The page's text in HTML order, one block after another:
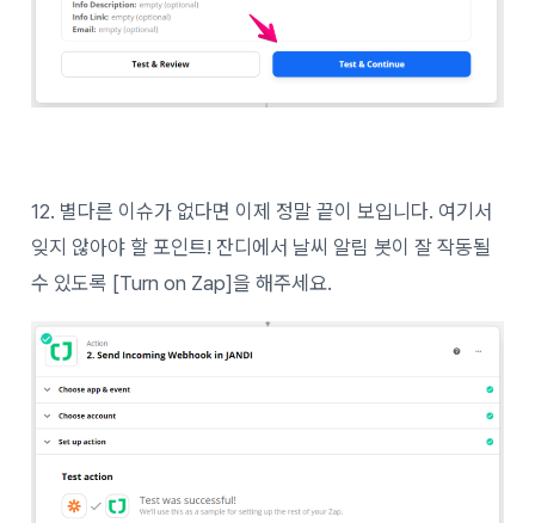
12. 별다른 이슈가 없다면 이제 정말 끝이 보입니다. 여기서
잊지 않아야 할 포인트! 잔디에서 날씨 알림 봇이 잘 작동될
수 있도록 [Turn on Zap]을 해주세요.